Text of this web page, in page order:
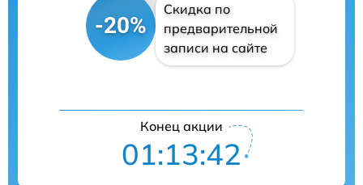
-20%
Скидка по
предварительной
записи на сайте
Конец акции
01:13:41